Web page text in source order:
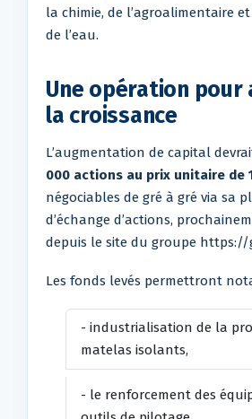
la chimie, de l’agroalimentaire
de l’eau.
Une opération pour
la croissance
L’augmentation de capital
000 actions au prix unitaire de
négociables de gré à gré via sa
d’échange d’actions,
depuis le site du groupe https://
Les fonds levés permettront
- industrialisation de la
matelas isolants,
- le renforcement des